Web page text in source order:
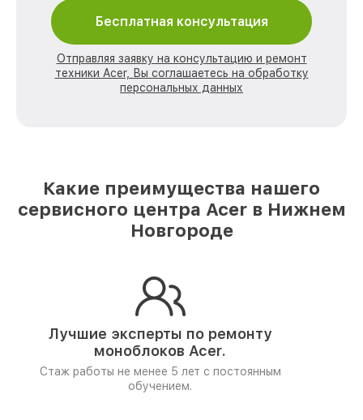
Бесплатная консультация
Отправляя заявку на консультацию и ремонт
техники Acer, Вы соглашаетесь на обработку
персональных данных
Какие преимущества нашего
сервисного центра Acer в Нижнем
Новгороде
Лучшие эксперты по ремонту
моноблоков Acer.
Стаж работы не менее 5 лет с постоянным
обучением.